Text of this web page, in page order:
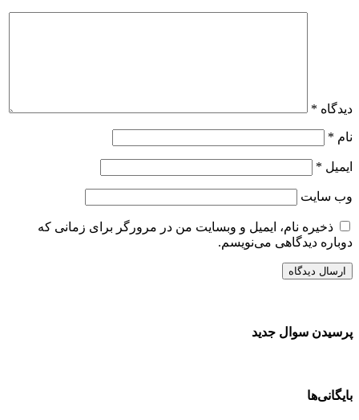
دیدگاه *
نام *
ایمیل *
وب‌ سایت
ذخیره نام، ایمیل و وبسایت من در مرورگر برای زمانی که
دوباره دیدگاهی می‌نویسم.
پرسیدن سوال جدید
بایگانی‌ها